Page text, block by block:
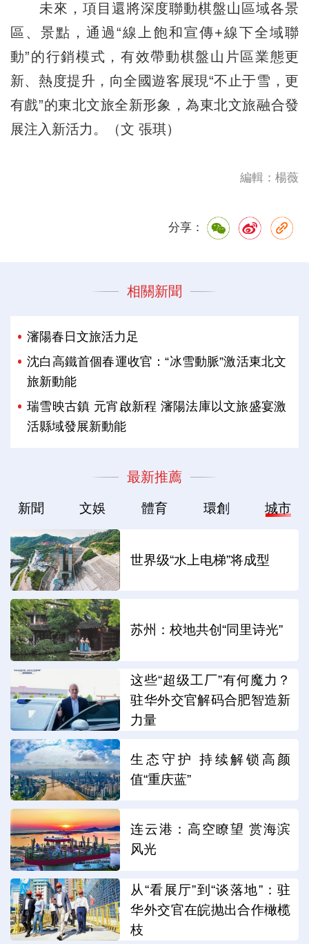
未來，項目還將深度聯動棋盤山區域各景
區、景點，通過“線上飽和宣傳+線下全域聯
動”的行銷模式，有效帶動棋盤山片區業態更
新、熱度提升，向全國遊客展現“不止于雪，更
有戲”的東北文旅全新形象，為東北文旅融合發
展注入新活力。（文 張琪）
編輯：楊薇
分享：
相關新聞
瀋陽春日文旅活力足
沈白高鐵首個春運收官：“冰雪動脈”激活東北文
旅新動能
瑞雪映古鎮 元宵啟新程 瀋陽法庫以文旅盛宴激
活縣域發展新動能
最新推薦
新聞 文娛 體育 環創 城市
世界级“水上电梯”将成型
苏州：校地共创“同里诗光”
这些“超级工厂”有何魔力？
驻华外交官解码合肥智造新
力量
生态守护 持续解锁高颜
值“重庆蓝”
连云港：高空瞭望 赏海滨
风光
从“看展厅”到“谈落地”：驻
华外交官在皖抛出合作橄榄
枝